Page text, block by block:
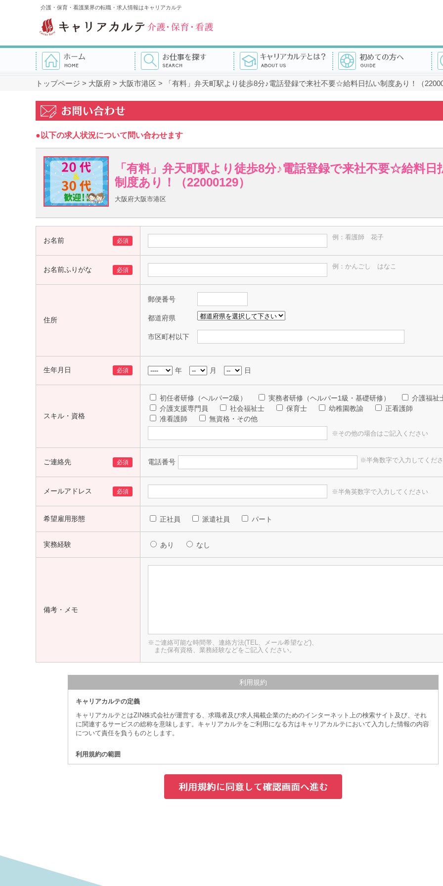
介護・保育・看護業界の転職・求人情報はキャリアカルテ
トップページ > 大阪府 > 大阪市港区 > 「有料」弁天町駅より徒歩8分♪電話登録で来社不要☆給料日払い制度あり！（
●以下の求人状況について問い合わせます
「有料」弁天町駅より徒歩8分♪電話登録で来社不要☆給料日
制度あり！（22000129）
大阪府大阪市港区
お名前 必須 例：看護師 花子
お名前ふりがな 必須 例：かんごし はなこ
住所
郵便番号
都道府県
市区町村以下
生年月日 必須 年 月 日
スキル・資格
初任者研修（ヘルパー2級） 実務者研修（ヘルパー1級・基礎研修）
介護福祉
介護支援専門員
社会福祉士 保育士 幼稚園教諭
正看護師
准看護師
無資格・その他
※その他の場合はご記入ください
ご連絡先 必須 電話番号 ※半角数字で入力してくだ
メールアドレス 必須 ※半角英数字で入力してください
希望雇用形態 正社員 派遣社員 パート
実務経験 あり なし
備考・メモ
※ご連絡可能な時間帯、連絡方法(TEL、メール希望など)、
また保有資格、業務経験などをご記入ください。
利用規約
キャリアカルテの定義
キャリアカルテとはZIN株式会社が運営する、求職者及び求人掲載企業のためのインターネット上の検索サイト及び、それ
に関連するサービスの総称を意味します。キャリアカルテをご利用になる方はキャリアカルテにおいて入力した情報の内容
について責任を負うものとします。
利用規約の範囲